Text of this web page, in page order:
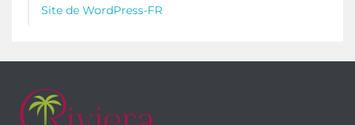
Site de WordPress-FR